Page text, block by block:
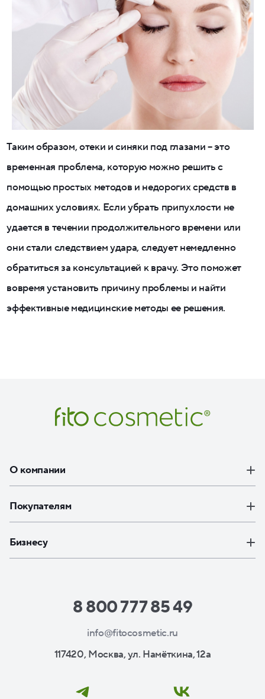
Таким образом, отеки и синяки под глазами – это
временная проблема, которую можно решить с
помощью простых методов и недорогих средств в
домашних условиях. Если убрать припухлости не
удается в течении продолжительного времени или
они стали следствием удара, следует немедленно
обратиться за консультацией к врачу. Это поможет
вовремя установить причину проблемы и найти
эффективные медицинские методы ее решения.
О компании
Покупателям
Бизнесу
8 800 777 85 49
info@fitocosmetic.ru
117420, Москва, ул. Намёткина, 12а